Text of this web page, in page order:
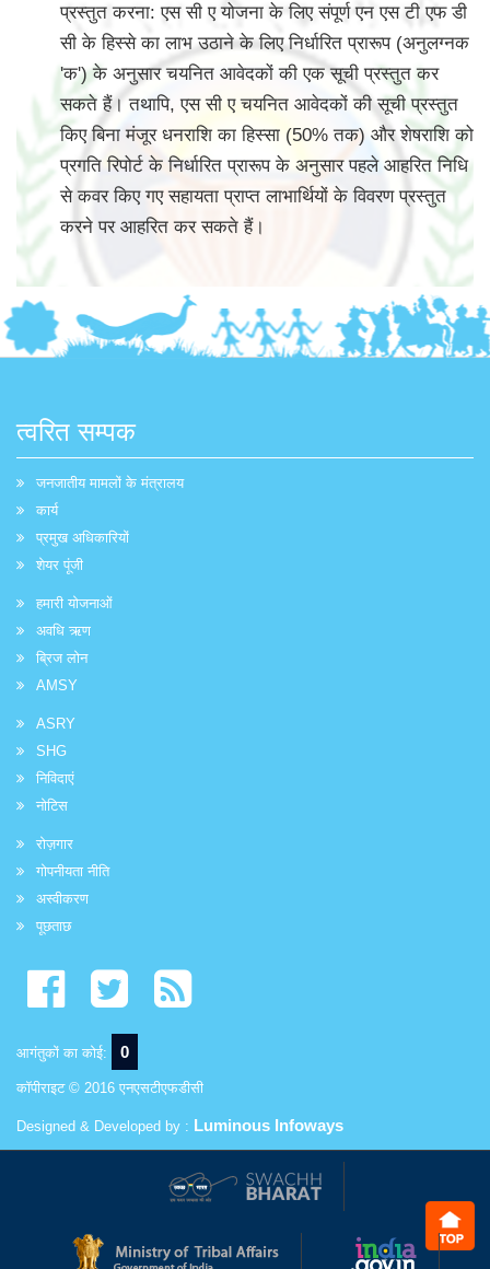
प्रस्तुत करना: एस सी ए योजना के लिए संपूर्ण एन एस टी एफ डी
सी के हिस्से का लाभ उठाने के लिए निर्धारित प्रारूप (अनुलग्नक
'क') के अनुसार चयनित आवेदकों की एक सूची प्रस्तुत कर
सकते हैं। तथापि, एस सी ए चयनित आवेदकों की सूची प्रस्तुत
किए बिना मंजूर धनराशि का हिस्सा (50% तक) और शेषराशि को
प्रगति रिपोर्ट के निर्धारित प्रारूप के अनुसार पहले आहरित निधि
से कवर किए गए सहायता प्राप्त लाभार्थियों के विवरण प्रस्तुत
करने पर आहरित कर सकते हैं।
त्वरित सम्पक
जनजातीय मामलों के मंत्रालय
कार्य
प्रमुख अधिकारियों
शेयर पूंजी
हमारी योजनाओं
अवधि ऋण
ब्रिज लोन
AMSY
ASRY
SHG
निविदाएं
नोटिस
रोज़गार
गोपनीयता नीति
अस्वीकरण
पूछताछ
आगंतुकों का कोई: 0
कॉपीराइट © 2016 एनएसटीएफडीसी
Designed & Developed by : Luminous Infoways